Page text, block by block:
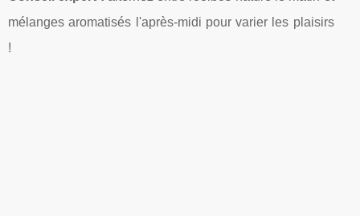
mélanges aromatisés l'après-midi pour varier les plaisirs
!